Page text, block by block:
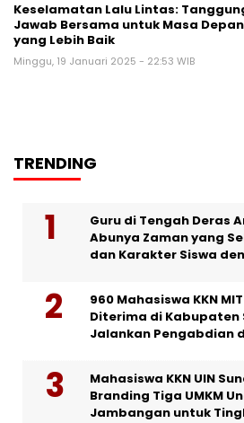
Keselamatan Lalu Lintas:
Jawab Bersama untuk Masa Depan
yang Lebih Baik
Minggu, 19 Januari 2025 - 22:53 WIB
TRENDING
Guru di Tengah Deras
Abunya Zaman yang
dan Karakter Siswa
960 Mahasiswa KKN
Diterima di Kabupaten
Jalankan Pengabdian
Mahasiswa KKN UIN
Branding Tiga UMKM
Jambangan untuk